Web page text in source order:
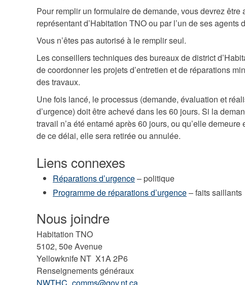
Pour remplir un formulaire de demande, vous devrez être
représentant d’Habitation TNO ou par l’un de ses agents
Vous n’êtes pas autorisé à le remplir seul.
Les conseillers techniques des bureaux de district
de coordonner les projets d’entretien et de réparations
des travaux.
Une fois lancé, le processus (demande, évaluation et
d’urgence) doit être achevé dans les 60 jours. Si la
travail n’a été entamé après 60 jours, ou qu’elle
de ce délai, elle sera retirée ou annulée.
Liens connexes
Réparations d’urgence– politique
Programme de réparations d’urgence– faits saillants
Nous joindre
Habitation TNO
5102, 50e Avenue
Yellowknife NT X1A 2P6
Renseignements généraux